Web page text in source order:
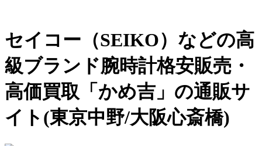
セイコー（SEIKO）などの高
級ブランド腕時計格安販売・
高価買取「かめ吉」の通販サ
イト(東京中野/大阪心斎橋)